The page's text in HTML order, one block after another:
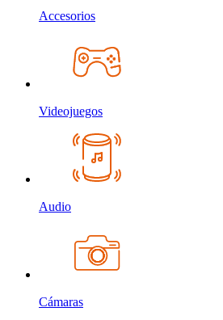
Accesorios
Videojuegos
Audio
Cámaras